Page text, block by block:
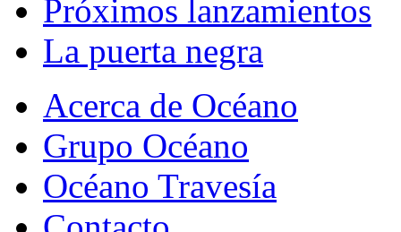
Próximos lanzamientos
La puerta negra
Acerca de Océano
Grupo Océano
Océano Travesía